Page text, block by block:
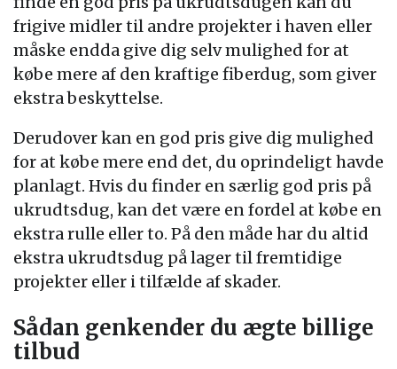
frigive midler til andre projekter i haven eller
måske endda give dig selv mulighed for at
købe mere af den kraftige fiberdug, som giver
ekstra beskyttelse.
Derudover kan en god pris give dig mulighed
for at købe mere end det, du oprindeligt havde
planlagt. Hvis du finder en særlig god pris på
ukrudtsdug, kan det være en fordel at købe en
ekstra rulle eller to. På den måde har du altid
ekstra ukrudtsdug på lager til fremtidige
projekter eller i tilfælde af skader.
Sådan genkender du ægte billige
tilbud